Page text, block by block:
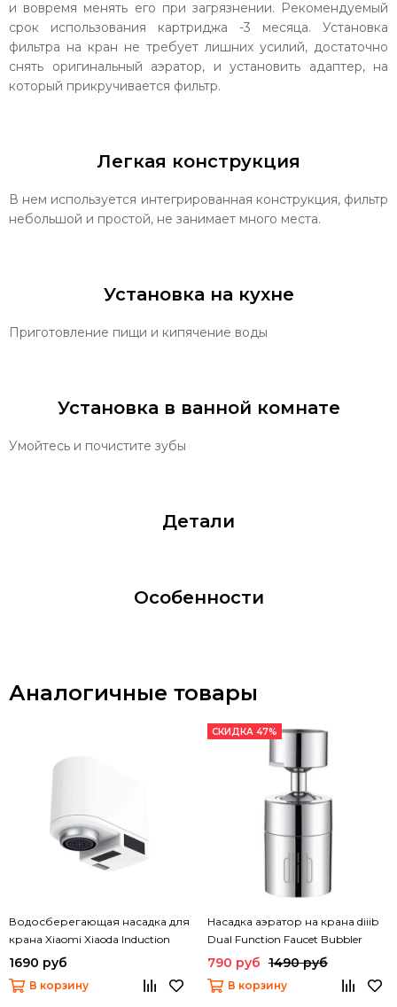
и вовремя менять его при загрязнении. Рекомендуемый
срок использования картриджа -3 месяца. Установка
фильтра на кран не требует лишних усилий, достаточно
снять оригинальный аэратор, и установить адаптер, на
который прикручивается фильтр.
Легкая конструкция
В нем используется интегрированная конструкция, фильтр
небольшой и простой, не занимает много места.
Установка на кухне
Приготовление пищи и кипячение воды
Установка в ванной комнате
Умойтесь и почистите зубы
Детали
Особенности
Аналогичные товары
Водосберегающая насадка для
крана Xiaomi Xiaoda Induction
Water Saver HD-ZNJSQ-01
1690 руб
В корзину
СКИДКА 47%
Насадка аэратор на крана diiib
Dual Function Faucet Bubbler
(DXSZ001-1)
790 руб 1490 руб
В корзину